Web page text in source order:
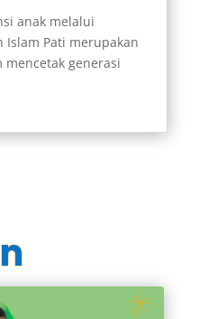
anak melalui
Islam Pati merupakan
generasi